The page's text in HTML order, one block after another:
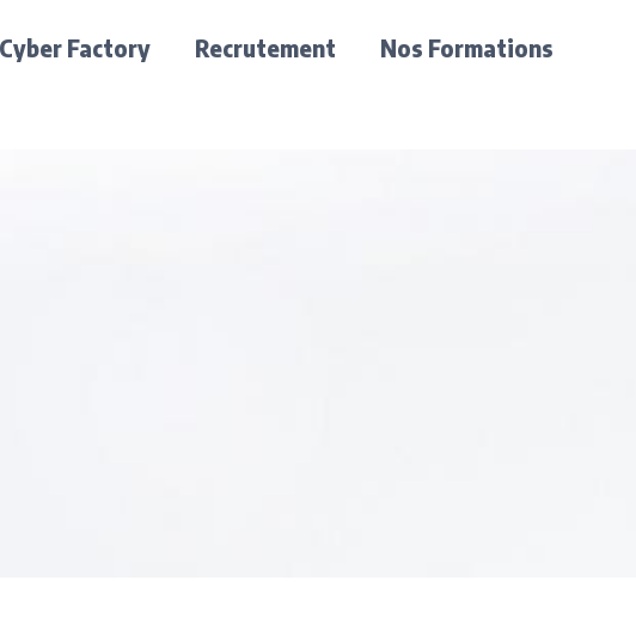
Cyber Factory Recrutement Nos Formations